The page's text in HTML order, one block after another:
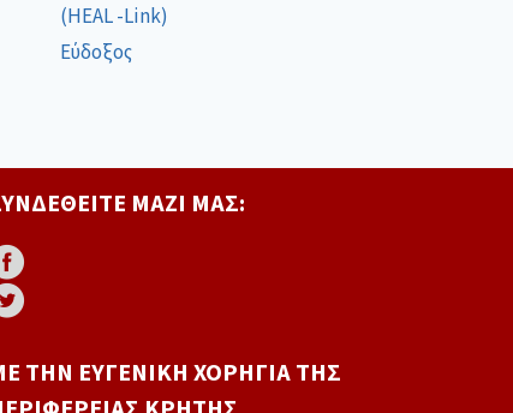
(HEAL -Link)
Εύδοξος
ΜΑΖΊ ΜΑΣ:
ΤΗΝ ΕΥΓΕΝΙΚΉ ΧΟΡΗΓΊΑ ΤΗΣ